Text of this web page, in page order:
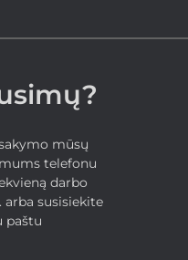
mūsų
telefonu
darbo
arba susisiekite
paštu